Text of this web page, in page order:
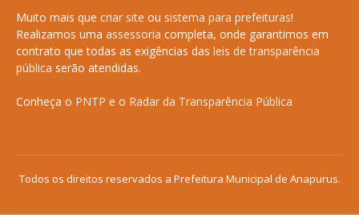
Muito mais que criar site ou sistema para prefeituras!
Realizamos uma assessoria completa, onde garantimos em
contrato que todas as exigências das leis de transparência
pública serão atendidas.
Conheça o PNTP e o Radar da Transparência Pública
Todos os direitos reservados a Prefeitura Municipal de Anapurus.